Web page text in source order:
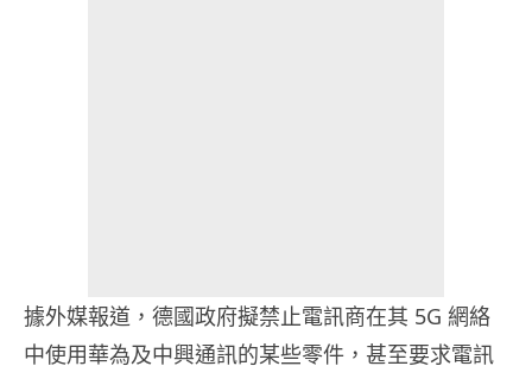
據外媒報道，德國政府擬禁止電訊商在其 5G 網絡
中使用華為及中興通訊的某些零件，甚至要求電訊